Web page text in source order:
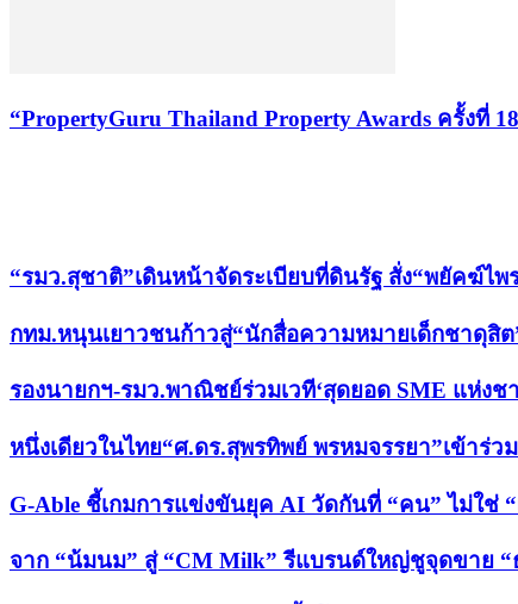
“PropertyGuru Thailand Property Awards ครั้งที่
“รมว.สุชาติ”เดินหน้าจัดระเบียบที่ดินรัฐ สั่ง“พยัคฆ์
กทม.หนุนเยาวชนก้าวสู่“นักสื่อความหมายเด็กชาดุสิ
รองนายกฯ-รมว.พาณิชย์ร่วมเวที‘สุดยอด SME แห่ง
หนึ่งเดียวในไทย“ศ.ดร.สุพรทิพย์ พรหมจรรยา”เข้า
G-Able ชี้เกมการแข่งขันยุค AI วัดกันที่ “คน” ไม่ใช่
จาก “น้มนม” สู่ “CM Milk” รีแบรนด์ใหญ่ชูจุดขาย